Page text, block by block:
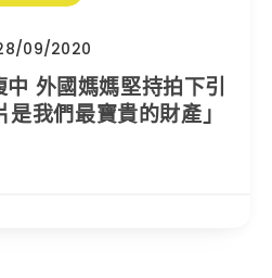
09/2020
外國媽媽堅持拍下引
我們最寶貴的財產」